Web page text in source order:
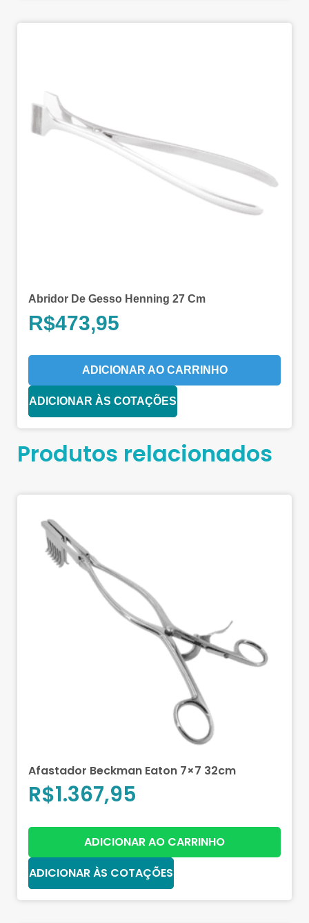
Abridor De Gesso Henning 27 Cm
R$473,95
ADICIONAR AO CARRINHO
ADICIONAR ÀS COTAÇÕES
Produtos relacionados
Afastador Beckman Eaton 7×7 32cm
R$1.367,95
ADICIONAR AO CARRINHO
ADICIONAR ÀS COTAÇÕES